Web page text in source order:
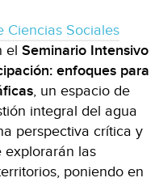
Ciencias Sociales
elSeminario Intensivo
enfoques para
, un espacio de
integral del agua
perspectiva crítica y
explorarán las
poniendo en